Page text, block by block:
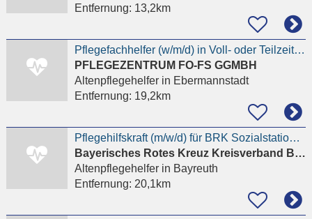
Entfernung: 13,2km
Pflegefachhelfer (w/m/d) in Voll- oder Teilzeit - ambulant oder stationär
PFLEGEZENTRUM FO-FS GGMBH
Altenpflegehelferin Ebermannstadt
Entfernung: 19,2km
Pflegehilfskraft (m/w/d) für BRK Sozialstation Bayreuth in Teilzeit
Bayerisches Rotes Kreuz Kreisverband Bayreuth
Altenpflegehelferin Bayreuth
Entfernung: 20,1km